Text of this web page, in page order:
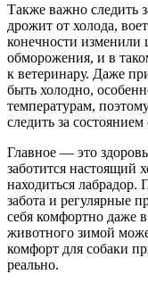
Также важно следить
дрожит от холода,
конечности изменили
обморожения, и в
к ветеринару. Даже
быть холодно,
температурам,
следить за
Главное — это
заботится настоящий
находиться лабрадор.
забота и регулярные
себя комфортно даже
животного зимой
комфорт для собаки
реально.